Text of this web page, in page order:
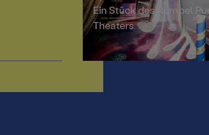
Ein Stück des Rumpel
Theaters